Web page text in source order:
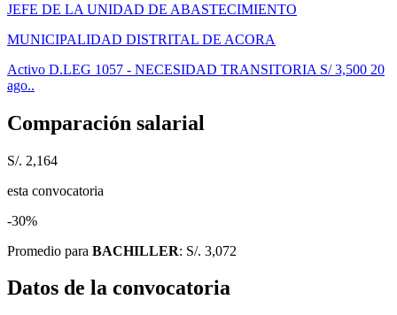
JEFE DE LA UNIDAD DE ABASTECIMIENTO
MUNICIPALIDAD DISTRITAL DE ACORA
Activo D.LEG 1057 - NECESIDAD TRANSITORIA S/ 3,500 20
ago..
Comparación salarial
S/. 2,164
esta convocatoria
-30%
Promedio para BACHILLER: S/. 3,072
Datos de la convocatoria